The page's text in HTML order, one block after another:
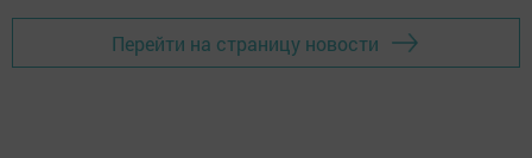
Перейти на страницу новости